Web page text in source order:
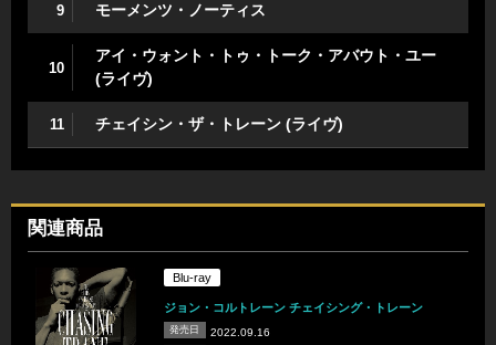
9 モーメンツ・ノーティス
10
アイ・ウォント・トゥ・トーク・アバウト・ユー
(ライヴ)
11 チェイシン・ザ・トレーン (ライヴ)
関連商品
Blu-ray
ジョン・コルトレーン チェイシング・トレーン
発売日 2022.09.16